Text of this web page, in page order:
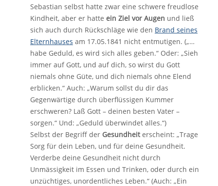
Sebastian selbst hatte zwar eine schwere freudlose
Kindheit, aber er hatte ein Ziel vor Augen und ließ
sich auch durch Rückschläge wie den Brand seines
Elternhauses am 17.05.1841 nicht entmutigen. („…
habe Geduld, es wird sich alles geben.“ Oder: „Sieh
immer auf Gott, und auf dich, so wirst du Gott
niemals ohne Güte, und dich niemals ohne Elend
erblicken.“ Auch: „Warum sollst du dir das
Gegenwärtige durch überflüssigen Kummer
erschweren? Laß Gott – deinen besten Vater –
sorgen.“ Und: „Geduld überwindet alles.“)
Selbst der Begriff der Gesundheiterscheint: „Trage
Sorg für dein Leben, und für deine Gesundheit.
Verderbe deine Gesundheit nicht durch
Unmässigkeit im Essen und Trinken, oder durch ein
unzüchtiges, unordentliches Leben.“ (Auch: „Ein